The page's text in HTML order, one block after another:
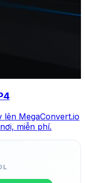
lên MegaConvert.io
miễn phí.